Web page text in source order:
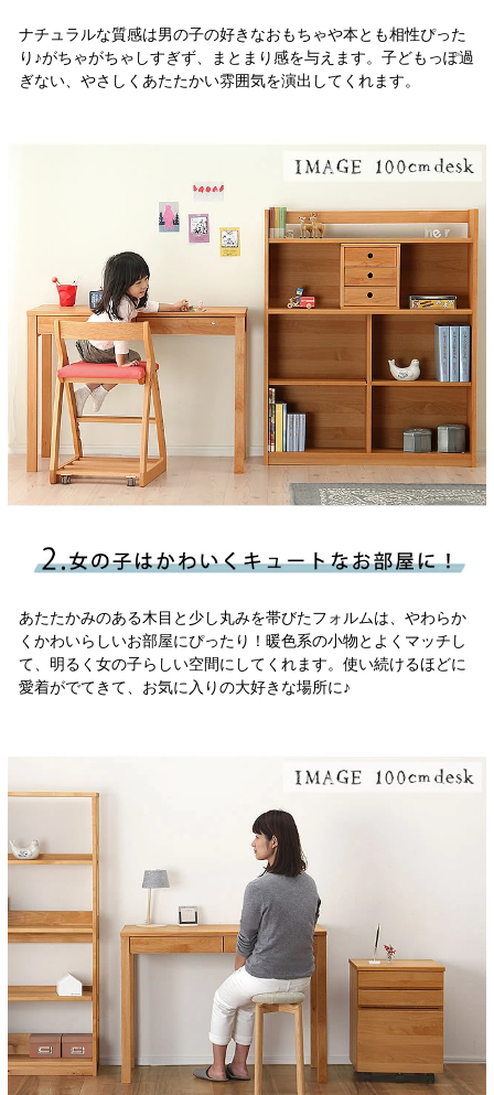
ナチュラルな質感は男の子の好きなおもちゃや本とも相性ぴった
り♪がちゃがちゃしすぎず、まとまり感を与えます。子どもっぽ過
ぎない、やさしくあたたかい雰囲気を演出してくれます。
あたたかみのある木目と少し丸みを帯びたフォルムは、やわらか
くかわいらしいお部屋にぴったり！暖色系の小物とよくマッチし
て、明るく女の子らしい空間にしてくれます。使い続けるほどに
愛着がでてきて、お気に入りの大好きな場所に♪